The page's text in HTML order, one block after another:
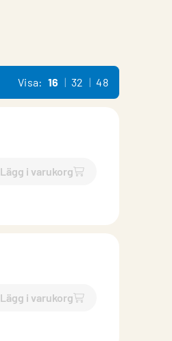
Visa: 16 32 48
Lägg i varukorg
`$Lägg till
Lägg i varukorg
`$Lägg till